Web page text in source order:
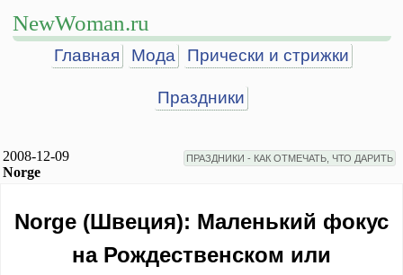
NewWoman.ru
Главная Мода Прически и стрижки
Праздники
2008-12-09
Norge
ПРАЗДНИКИ - КАК ОТМЕЧАТЬ, ЧТО ДАРИТЬ
Norge (Швеция): Маленький фокус
на Рождественском или